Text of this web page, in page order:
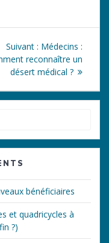
Suivant : Article
suivant
:
Médecins :
reconnaître un
désert médical ?
bénéficiaires
et quadricycles à
?)